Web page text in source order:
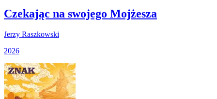
Czekając na swojego Mojżesza
Jerzy Raszkowski
2026